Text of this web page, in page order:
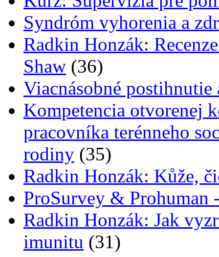
Syndróm vyhorenia a
Radkin Honzák:
Shaw (36)
Viacnásobné
Kompetencia otvorenej
pracovníka terénneho
rodiny (35)
Radkin Honzák: Kůže,
ProSurvey & Prohuman
Radkin Honzák: Jak
imunitu (31)